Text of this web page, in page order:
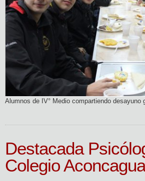
Alumnos de IV° Medio compartiendo desayuno
Destacada
Colegio Aconcagua